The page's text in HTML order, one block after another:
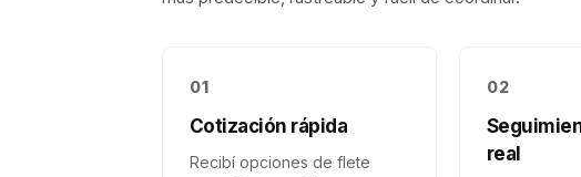
01
Cotización rápida
Recibí opciones de flete
02
real